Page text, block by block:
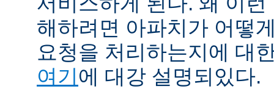
해하려면 아파치가 어떻
요청을 처리하는지에 대
여기에 대강 설명되있다.